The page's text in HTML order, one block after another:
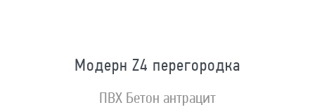
Модерн Z4 перегородка
ПВХ Бетон антрацит